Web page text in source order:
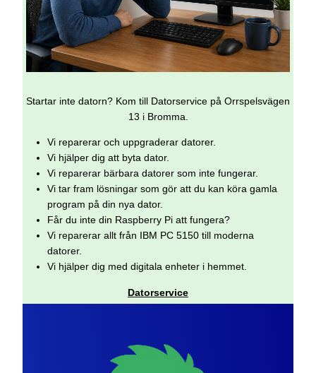
Startar inte datorn? Kom till Datorservice på Orrspelsvägen
13 i Bromma.
Vi reparerar och uppgraderar datorer.
Vi hjälper dig att byta dator.
Vi reparerar bärbara datorer som inte fungerar.
Vi tar fram lösningar som gör att du kan köra gamla
program på din nya dator.
Får du inte din Raspberry Pi att fungera?
Vi reparerar allt från IBM PC 5150 till moderna
datorer.
Vi hjälper dig med digitala enheter i hemmet.
Datorservice